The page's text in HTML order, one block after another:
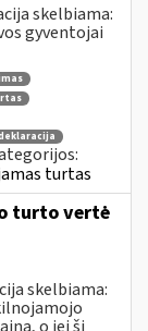
skelbiama:
gyventojai
turtas
turto vertė
skelbiama:
o jei ši